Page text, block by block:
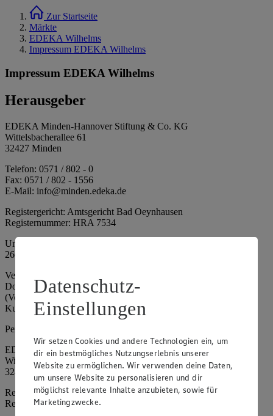
Zur Startseite
Märkte
EDEKA Wilhelms
Impressum EDEKA Wilhelms
Impressum EDEKA Wilhelms
Herausgeber
EDEKA Minden-Hannover Stiftung & Co. KG
Wittelsbacherallee 61
32427 Minden
Telefon: 0571 / 802 - 0
Fax: 0571 / 802 - 1556
E-Mail: info@minden.edeka.de
Registergericht: Amtsgericht Bad Oeynhausen
Registernummer: HRA 7534
Umsatzsteuer-Identifikationsnummer gem. § 27a UStG: DE
266067317
Vertretungsberechtigte: Mark Rosenkranz (Sprecher), Eileen
Dominique Klingsiek (Vorstandsmitglied), Ulf-U. Plath
(Vorstandsmitglied), Stephan Wohler (Vorstandsmitglied), Marc
Kuhlmann (Aufsichtsratsvorsitzender)
Persönlich haftende Gesellschafterin:
EDEKA Minden-Hannover Holding GmbH
Wittelsbacherallee 61
32427 Minden
Registergericht: Amtsgericht Bad Oeynhausen
Registernummer: HRB 4086
Datenschutz-
Einstellungen
Wir setzen Cookies und andere Technologien ein, um
dir ein bestmögliches Nutzungserlebnis unserer
Website zu ermöglichen. Wir verwenden deine Daten,
um unsere Website zu personalisieren und dir
möglichst relevante Inhalte anzubieten, sowie für
Marketingzwecke.